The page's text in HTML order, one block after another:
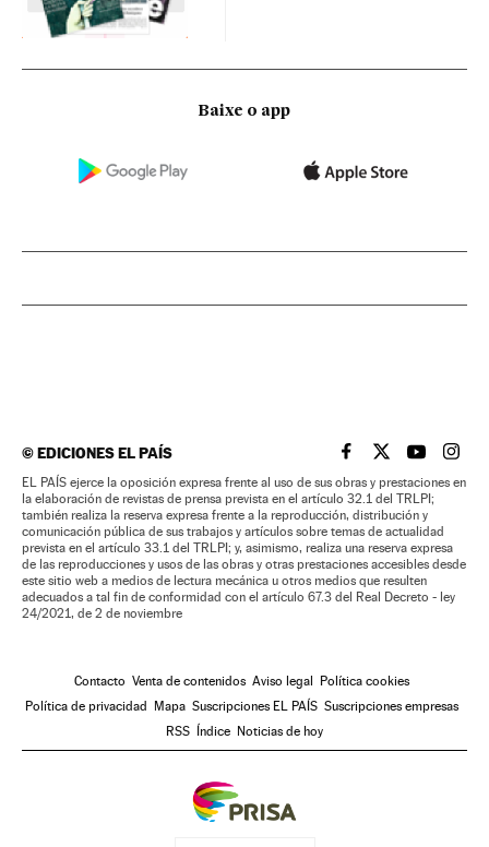
Baixe o app
©EDICIONES EL PAÍS EL PAÍS BRASIL EN
EL PAÍSEL PAÍS
EL
EL PAÍS ejerce la oposición expresa frente al uso de sus obras y prestaciones en
la elaboración de revistas de prensa prevista en el artículo 32.1 del TRLPI;
también realiza la reserva expresa frente a la reproducción, distribución y
comunicación pública de sus trabajos y artículos sobre temas de actualidad
prevista en el artículo 33.1 del TRLPI; y, asimismo, realiza una reserva expresa
de las reproducciones y usos de las obras y otras prestaciones accesibles desde
este sitio web a medios de lectura mecánica u otros medios que resulten
adecuados a tal fin de conformidad con el artículo 67.3 del Real Decreto - ley
24/2021, de 2 de noviembre
Contacto Venta de contenidos Aviso legal
Política cookies
Política de privacidad
Mapa Suscripciones EL PAÍS Suscripciones empresas
RSS
Índice Noticias de hoy